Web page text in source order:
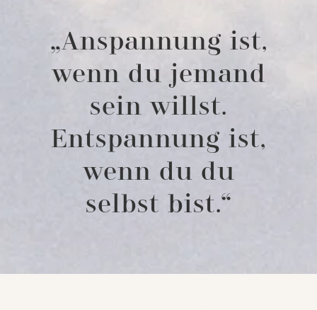
„Anspannung ist,
wenn du jemand
sein willst.
Entspannung ist,
wenn du du
selbst bist.“